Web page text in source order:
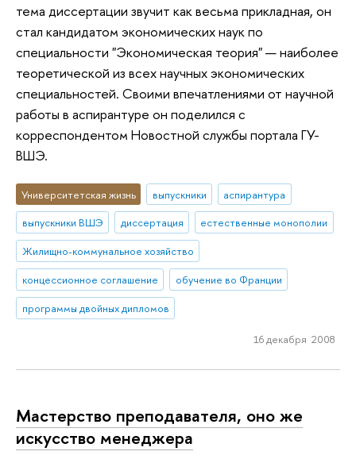
тема диссертации звучит как весьма прикладная, он
стал кандидатом экономических наук по
специальности "Экономическая теория" — наиболее
теоретической из всех научных экономических
специальностей. Своими впечатлениями от научной
работы в аспирантуре он поделился с
корреспондентом Новостной службы портала ГУ-
ВШЭ.
Университетская жизнь выпускники
аспирантура
выпускники ВШЭ
диссертация
естественные монополии
Жилищно-коммунальное хозяйство
концессионное соглашение
обучение во Франции
программы двойных дипломов
16 декабря 2008
Мастерство преподавателя, оно же
искусство менеджера